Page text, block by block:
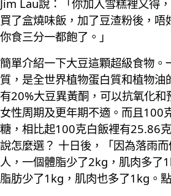
Jim Lau說：「你加入雪糕裡又得
買了盒燒味飯，加了豆渣粉後，唔
你食三分一都飽了。」
簡單介紹一下大豆這顆超級食物。
質，是全世界植物蛋白質和植物油
有20%大豆異黃酮，可以抗氧化
女性周期及更年期不適。而且100
糖，相比起100克白飯裡有25.86
說怎麼選？ 十日後，「因為落雨
人，一個體脂少了2kg，肌肉多了
脂肪少了1kg，肌肉也多了1kg。